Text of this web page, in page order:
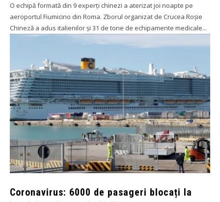
O echipă formată din 9 experți chinezi a aterizat joi noapte pe
aeroportul Fiumicino din Roma. Zborul organizat de Crucea Roșie
Chineză a adus italienilor și 31 de tone de echipamente medicale...
Coronavirus: 6000 de pasageri blocați la